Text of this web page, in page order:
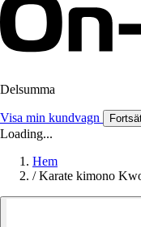
Delsumma
Visa min kundvagn
Loading...
Hem
/ Karate kimono